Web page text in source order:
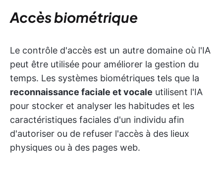
Accès biométrique
Le contrôle d'accès est un autre domaine où l'IA
peut être utilisée pour améliorer la gestion du
temps. Les systèmes biométriques tels que la
reconnaissance faciale et vocale utilisent l'IA
pour stocker et analyser les habitudes et les
caractéristiques faciales d'un individu afin
d'autoriser ou de refuser l'accès à des lieux
physiques ou à des pages web.